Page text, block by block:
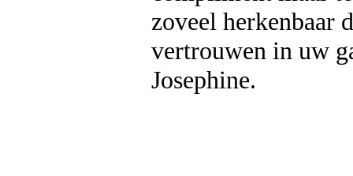
zoveel herkenbaar
vertrouwen in uw
Josephine.